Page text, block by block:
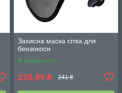
Захисна маска сітка для
бензокоси
В наявності
228,95 ₴ 241 ₴